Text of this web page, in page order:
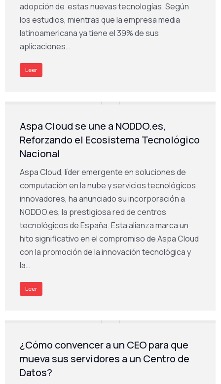
adopción de estas nuevas tecnologías. Según
los estudios, mientras que la empresa media
latinoamericana ya tiene el 39% de sus
aplicaciones…
Leer
Aspa Cloud se une a NODDO.es,
Reforzando el Ecosistema Tecnológico
Nacional
Aspa Cloud, líder emergente en soluciones de
computación en la nube y servicios tecnológicos
innovadores, ha anunciado su incorporación a
NODDO.es, la prestigiosa red de centros
tecnológicos de España. Esta alianza marca un
hito significativo en el compromiso de Aspa Cloud
con la promoción de la innovación tecnológica y
la…
Leer
¿Cómo convencer a un CEO para que
mueva sus servidores a un Centro de
Datos?